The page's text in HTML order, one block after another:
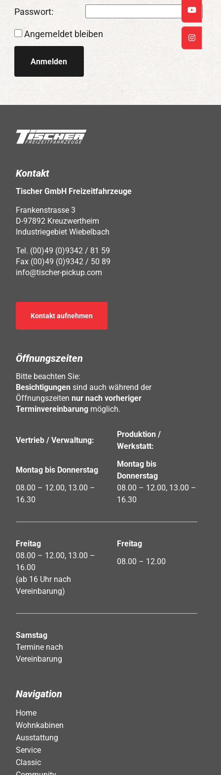
Passwort:
Angemeldet bleiben
Anmelden
Kontakt
Tischer GmbH Freizeitfahrzeuge
Frankenstrasse 3
D-97892 Kreuzwertheim
Industriegebiet Wiebelbach
Tel. (00)49 (0)9342 / 81 59
Fax (00)49 (0)9342 / 50 89
info@tischer-pickup.com
Kontakt aufnehmen
Öffnungszeiten
Bitte beachten Sie:
Besichtigungen sind auch während der
Öffnungszeiten nur nach vorheriger
Terminvereinbarung möglich.
Vertrieb / Verwaltung:
Produktion /
Werkstatt:
Montag bis Donnerstag
Montag bis
Donnerstag
08.00 – 12.00, 13.00 –
16.30
08.00 – 12.00, 13.00 –
16.30
Freitag
Freitag
08.00 – 12.00, 13.00 –
16.00
08.00 – 12.00
(ab 16 Uhr nach
Vereinbarung)
Samstag
Termine nach
Vereinbarung
Navigation
Home
Wohnkabinen
Ausstattung
Service
Classic